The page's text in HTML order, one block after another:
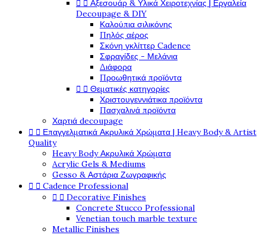
  Αξεσουάρ & Υλικά Χειροτεχνίας | Εργαλεία
Decoupage & DIY
Καλούπια σιλικόνης
Πηλός αέρος
Σκόνη γκλίττερ Cadence
Σφραγίδες - Μελάνια
Διάφορα
Προωθητικά προϊόντα
  Θεματικές κατηγορίες
Χριστουγεννιάτικα προϊόντα
Πασχαλινά προϊόντα
Χαρτιά decoupage
  Επαγγελματικά Ακρυλικά Χρώματα | Heavy Body & Artist
Quality
Heavy Body Ακρυλικά Χρώματα
Acrylic Gels & Mediums
Gesso & Αστάρια Ζωγραφικής
  Cadence Professional
  Decorative Finishes
Concrete Stucco Professional
Venetian touch marble texture
Metallic Finishes